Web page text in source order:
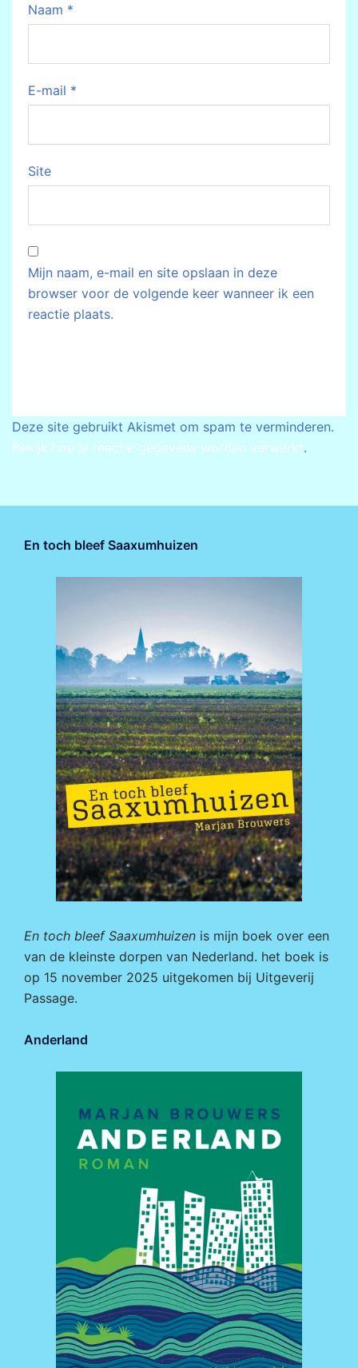
Naam *
E-mail *
Site
Mijn naam, e-mail en site opslaan in deze
browser voor de volgende keer wanneer ik een
reactie plaats.
Deze site gebruikt Akismet om spam te verminderen.
Bekijk hoe je reactie gegevens worden verwerkt.
En toch bleef Saaxumhuizen
En toch bleef Saaxumhuizen is mijn boek over een
van de kleinste dorpen van Nederland. het boek is
op 15 november 2025 uitgekomen bij Uitgeverij
Passage.
Anderland